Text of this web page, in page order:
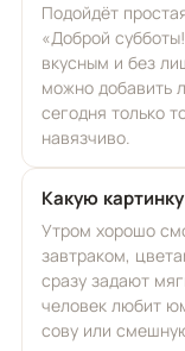
Подойдёт
«Доброй
вкусным и без
можно добавить
сегодня только
навязчиво.
Какую
Утром хорошо
завтраком,
сразу задают
человек любит
сову или